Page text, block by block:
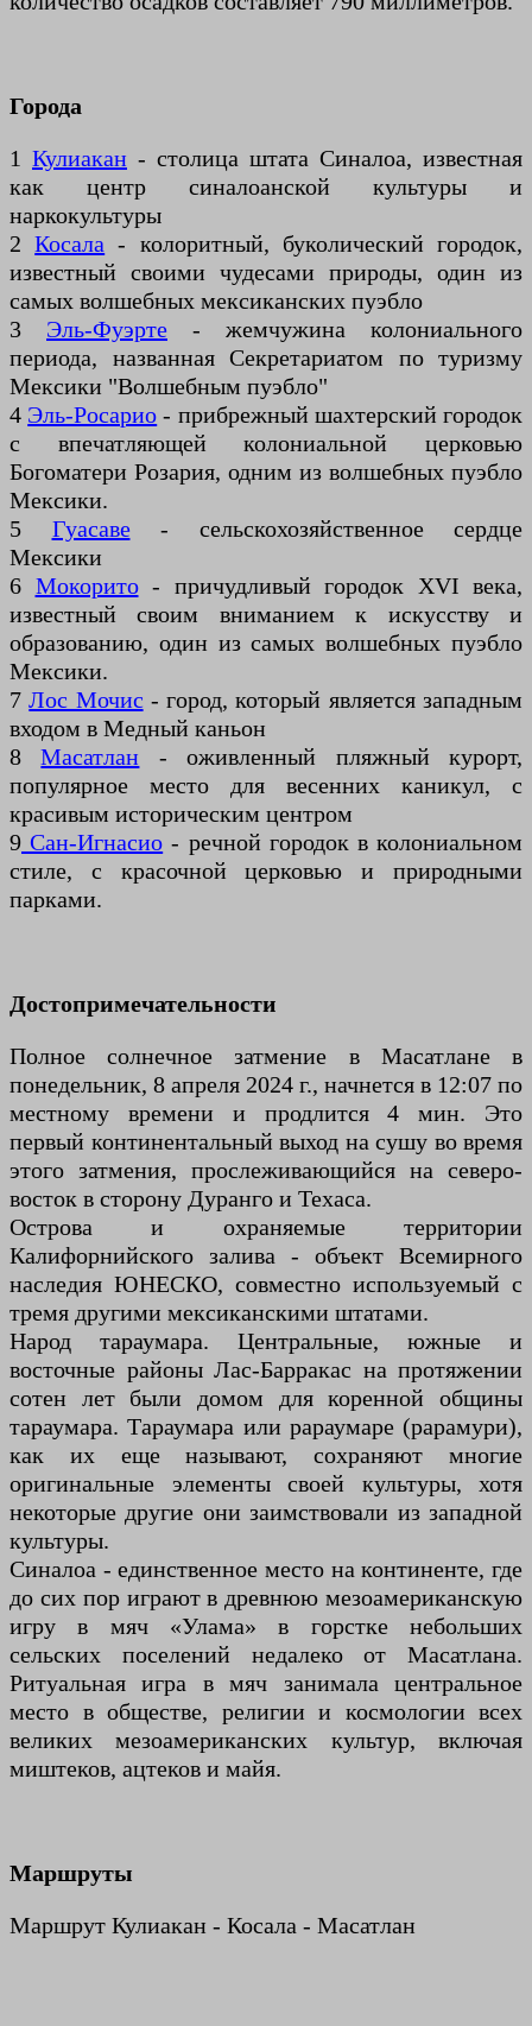
Города
1 Кулиакан - столица штата Синалоа, известная
как центр синалоанской культуры и
наркокультуры
2Косала - колоритный, буколический городок,
известный своими чудесами природы, один из
самых волшебных мексиканских пуэбло
3 Эль-Фуэрте - жемчужина колониального
периода, названная Секретариатом по туризму
Мексики "Волшебным пуэбло"
4 Эль-Росарио - прибрежный шахтерский городок
с впечатляющей колониальной церковью
Богоматери Розария, одним из волшебных пуэбло
Мексики.
5 Гуасаве- сельскохозяйственное сердце
Мексики
6 Мокорито- причудливый городок XVI века,
известный своим вниманием к искусству и
образованию, один из самых волшебных пуэбло
Мексики.
7Лос Мочис - город, который является западным
входом в Медный каньон
8Масатлан - оживленный пляжный курорт,
популярное место для весенних каникул, с
красивым историческим центром
9 Сан-Игнасио - речной городок в колониальном
стиле, с красочной церковью и природными
парками.
Достопримечательности
Полное солнечное затмение в Масатлане в
понедельник, 8 апреля 2024 г., начнется в 12:07 по
местному времени и продлится 4 мин. Это
первый континентальный выход на сушу во время
этого затмения, прослеживающийся на северо-
восток в сторону Дуранго и Техаса.
Острова и охраняемые территории
Калифорнийского залива - объект Всемирного
наследия ЮНЕСКО, совместно используемый с
тремя другими мексиканскими штатами.
Народ тараумара. Центральные, южные и
восточные районы Лас-Барракас на протяжении
сотен лет были домом для коренной общины
тараумара. Тараумара или рараумаре (рарамури),
как их еще называют, сохраняют многие
оригинальные элементы своей культуры, хотя
некоторые другие они заимствовали из западной
культуры.
Синалоа - единственное место на континенте, где
до сих пор играют в древнюю мезоамериканскую
игру в мяч «Улама» в горстке небольших
сельских поселений недалеко от Масатлана.
Ритуальная игра в мяч занимала центральное
место в обществе, религии и космологии всех
великих мезоамериканских культур, включая
миштеков, ацтеков и майя.
Маршруты
Маршрут Кулиакан - Косала - Масатлан